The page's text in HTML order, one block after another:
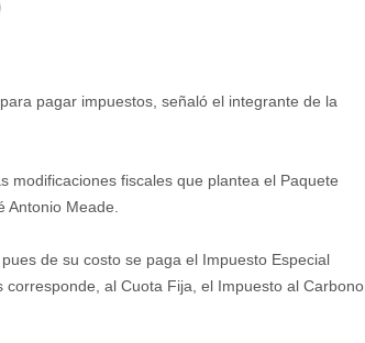
pagar impuestos, señaló el integrante de la
modificaciones fiscales que plantea el Paquete
Meade.
de su costo se paga el Impuesto Especial
al Cuota Fija, el Impuesto al Carbono